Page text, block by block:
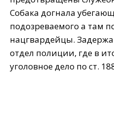
Cобака догнала
подозреваемого а там
нацгвардейцы.
отдел полиции, где в
уголовное дело по ст.